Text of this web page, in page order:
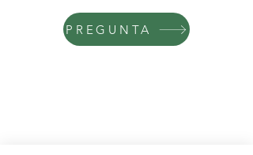
PREGUNTA